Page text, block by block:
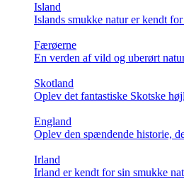
Island
Islands smukke natur er kendt
Færøerne
En verden af vild og uberørt
Skotland
Oplev det fantastiske Skotske
England
Oplev den spændende historie,
Irland
Irland er kendt for sin smukke